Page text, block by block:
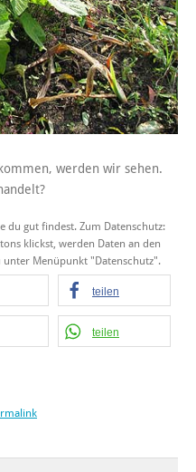
werden wir sehen.
du gut findest. Zum Datenschutz:
klickst, werden Daten an den
unter Menüpunkt "Datenschutz".
teilen
teilen